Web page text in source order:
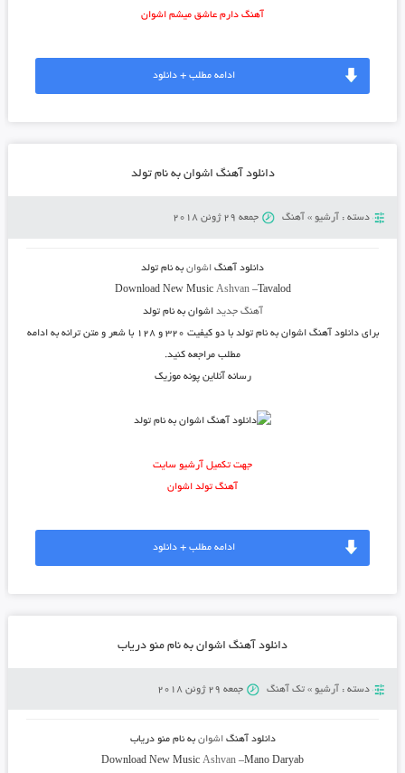
آهنگ دارم عاشق میشم اشوان
ادامه مطلب + دانلود
دانلود آهنگ اشوان به نام تولد
دسته : آرشیو » آهنگ جمعه 29 ژوئن 2018
دانلود آهنگ اشوانبه نام تولد
Download New Music Ashvan–Tavalod
آهنگ جدید اشوان به نام تولد
برای دانلود آهنگ اشوان به نام تولد
با دو کیفیت ۳۲۰ و ۱۲۸ با شعر و متن ترانه به ادامه
مطلب مراجعه کنید.
رسانه آنلاین پونه موزیک
جهت تکمیل آرشیو سایت
آهنگ تولد اشوان
ادامه مطلب + دانلود
دانلود آهنگ اشوان به نام منو دریاب
دسته : آرشیو » تک آهنگ جمعه 29 ژوئن 2018
دانلود آهنگاشوان به ناممنو دریاب
Download New MusicAshvan –Mano Daryab